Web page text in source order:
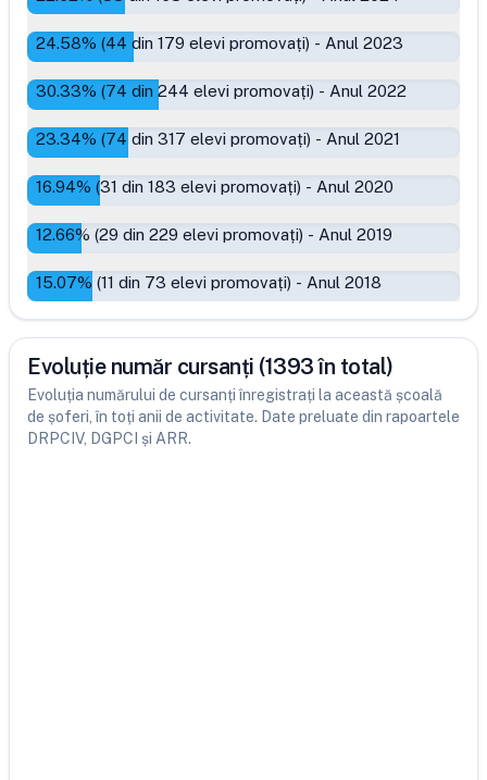
24.58% (44 din 179 elevi promovați) - Anul 2023
30.33% (74 din 244 elevi promovați) - Anul 2022
23.34% (74 din 317 elevi promovați) - Anul 2021
16.94% (31 din 183 elevi promovați) - Anul 2020
12.66% (29 din 229 elevi promovați) - Anul 2019
15.07% (11 din 73 elevi promovați) - Anul 2018
Evoluție număr cursanți (1393 în total)
Evoluția numărului de cursanți înregistrați la această școală
de șoferi, în toți anii de activitate. Date preluate din rapoartele
DRPCIV, DGPCI și ARR.